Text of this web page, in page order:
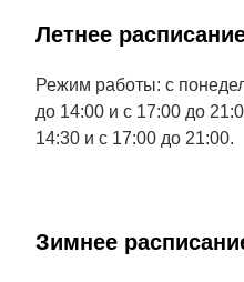
Летнее
Режим работы: с
до 14:00 и с 17:00 до
14:30 и с 17:00 до 21:00.
Зимнее